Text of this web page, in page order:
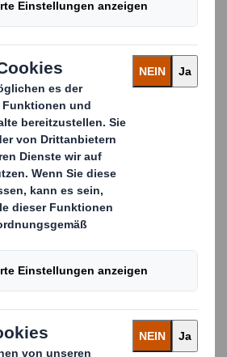
weiter zu
dass unsere Kunden vor
stehen, wenn sie sich auf
einstellen, vom
bis hin zur
Reihe von hochkarätigen
sowie bei unseren virtuellen
Einblicke, die darauf abzielten,
Covid-19 zu bekämpfen und
für das unvergleichliche